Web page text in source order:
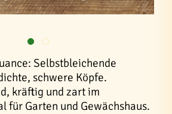
Selbstbleichende
schwere Köpfe.
kräftig und zart im
für Garten und Gewächshaus.